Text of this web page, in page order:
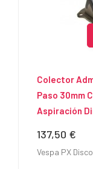
Colector
Paso 30mm
Aspiración
Precio
137,50 €
Vespa PX